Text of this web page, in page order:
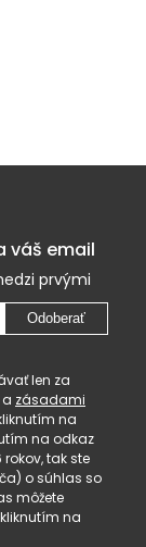
váš email
prvými
Odoberať
len za
zásadami
na
na odkaz
rokov, tak ste
o súhlas so
môžete
na